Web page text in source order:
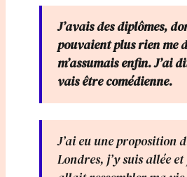
J’avais des diplômes,
pouvaient plus rien me
m’assumais enfin. J’ai
vais être comédienne.
J’ai eu une proposition
Londres, j’y suis allée